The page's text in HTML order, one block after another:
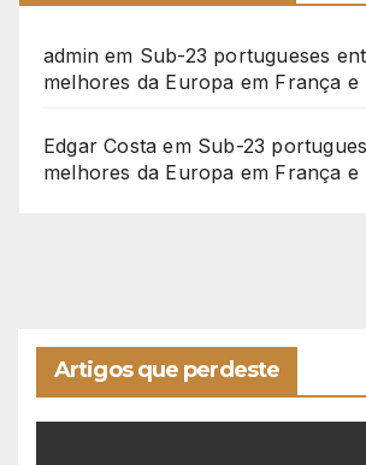
admin em Sub-23 portugueses
melhores da Europa em França e
Edgar Costa em Sub-23
melhores da Europa em França e
Artigos que perdeste